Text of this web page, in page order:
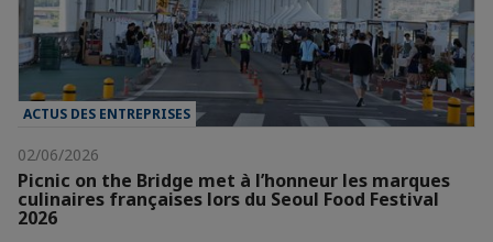
ACTUS DES ENTREPRISES
02/06/2026
Picnic on the Bridge met à l’honneur les marques
culinaires françaises lors du Seoul Food Festival
2026